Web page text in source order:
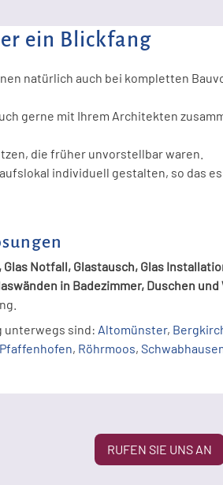
ein Blickfang
natürlich auch bei kompletten
gerne mit Ihrem Architekten
die früher unvorstellbar waren.
individuell gestalten, so das
Glas Notfall, Glastausch, Glas
in Badezimmer, Duschen
unterwegs sind: Altomünster,
Pfaffenhofen, Röhrmoos,
RUFEN SIE UNS AN